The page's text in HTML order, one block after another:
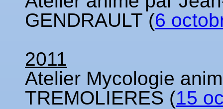
GENDRAULT (6
2011
Atelier Mycologie
TREMOLIERES (15